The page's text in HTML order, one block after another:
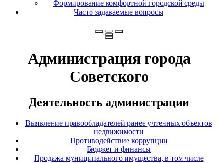
Формирование комфортной городской среды
Часто задаваемые вопросы
Администрация города
Советского
Деятельность администрации
Выявление правообладателей ранее учтенных объектов
недвижимости
Противодействие коррупции
Бюджет и финансы
Продажа муниципального имущества, в том числе